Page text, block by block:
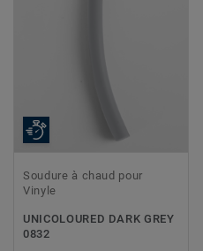
Soudure à chaud pour
Vinyle
UNICOLOURED DARK GREY
0832